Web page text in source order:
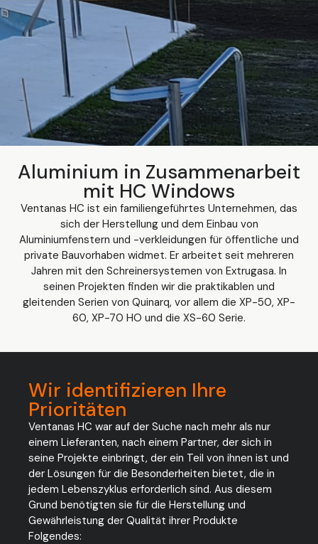
Aluminium in Zusammenarbeit
mit HC Windows
Ventanas HC ist ein familiengeführtes Unternehmen, das
sich der Herstellung und dem Einbau von
Aluminiumfenstern und -verkleidungen für öffentliche und
private Bauvorhaben widmet. Er arbeitet seit mehreren
Jahren mit den Schreinersystemen von Extrugasa. In
seinen Projekten finden wir die praktikablen und
gleitenden Serien von Quinarq, vor allem die XP-50, XP-
60, XP-70 HO und die XS-60 Serie.
Wir identifizieren Ihre
Prioritäten
Ventanas HC war auf der Suche nach mehr als nur
einem Lieferanten, nach einem Partner, der sich in
seine Projekte einbringt, der ein Teil von ihnen ist und
der Lösungen für die Besonderheiten bietet, die in
jedem Lebenszyklus erforderlich sind. Aus diesem
Grund benötigten sie für die Herstellung und
Gewährleistung der Qualität ihrer Produkte
Folgendes: